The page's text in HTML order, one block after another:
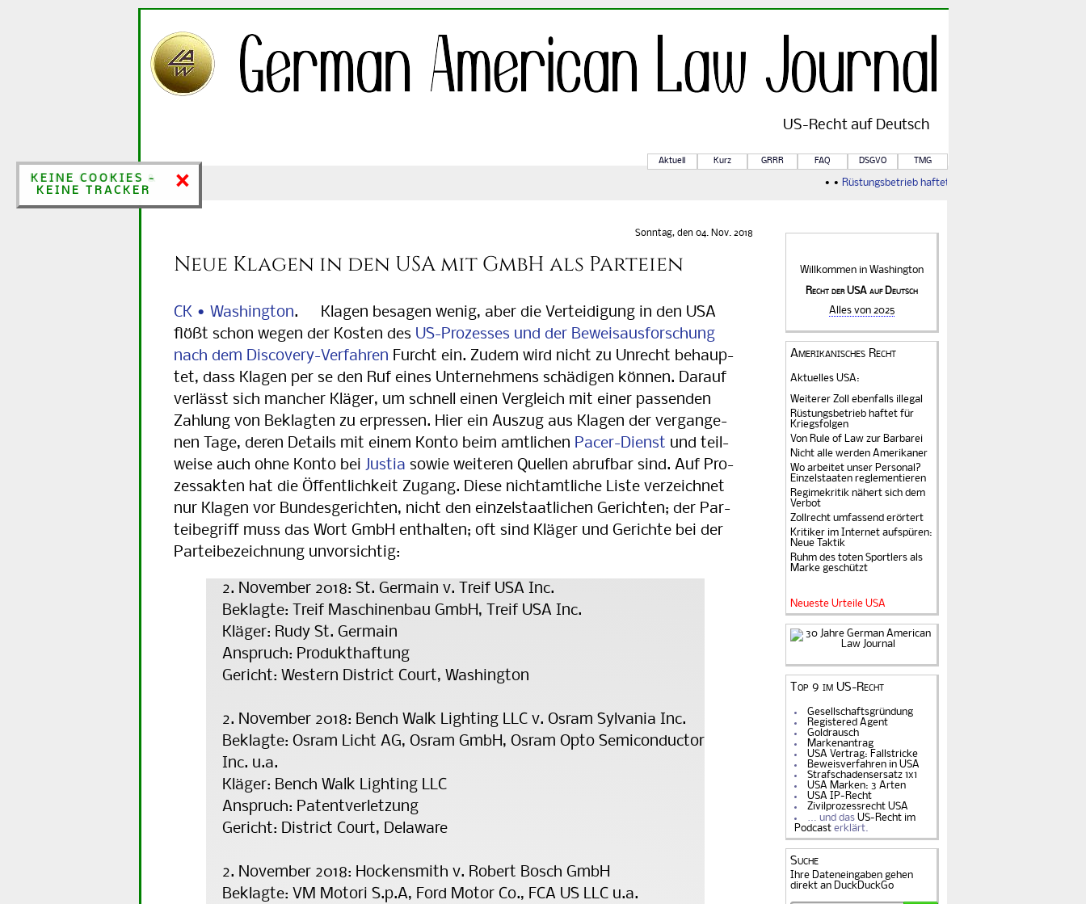
×
KEINE COOKIES &
KEINE TRACKER
US-Rechtauf Deutsch
Aktuell Kurz GRRR FAQ DSGVO TMG
Rüstungsbetrieb haftet für Kriegsfolgen
Sonntag, den 04. Nov. 2018
Neue Klagen in den USA mit GmbH als Parteien
CK • Washington. Klagen besagen wenig, aber die Verteidigung in den USA
flößt schon wegen der Kosten des US-Prozesses und der Beweisausforschung
nach dem Discovery-Verfahren Furcht ein. Zudem wird nicht zu Unrecht be­haup­
tet, dass Klagen per se den Ruf eines Unternehmens schädigen können. Da­rauf
verlässt sich mancher Kläger, um schnell einen Vergleich mit einer pas­sen­den
Zah­lung von Beklagten zu erpressen. Hier ein Auszug aus Klagen der vergan­ge­
nen Tage, deren Details mit einem Konto beim amtlichen Pacer-Dienst und teil­
wei­se auch ohne Konto bei Justia sowie weiteren Quellen ab­ruf­bar sind. Auf Pro­
zess­akten hat die Öffentlichkeit Zugang. Diese nicht­amt­li­che Liste ver­zeich­net
nur Kla­gen vor Bundesgerichten, nicht den ein­zel­staat­lichen Ge­rich­ten; der Par­
tei­be­griff muss das Wort GmbH enthalten; oft sind Klä­ger und Gerichte bei der
Par­tei­be­zeich­nung unvorsichtig:
2. November 2018: St. Germain v. Treif USA Inc.
Beklagte: Treif Maschinenbau GmbH, Treif USA Inc.
Kläger: Rudy St. Germain
Anspruch: Produkthaftung
Gericht: Western District Court, Washington
2. November 2018: Bench Walk Lighting LLC v. Osram Sylvania Inc.
Beklagte: Osram Licht AG, Osram GmbH, Osram Opto Se­mi­con­ductor
Inc. u.a.
Kläger: Bench Walk Lighting LLC
Anspruch: Patentverletzung
Gericht: District Court, Delaware
2. November 2018: Hockensmith v. Robert Bosch GmbH
Beklagte: VM Mo­to­ri S.p.A, Ford Motor Co., FCA US LLC u.a.
Willkommen in Washington
Recht der USA auf Deutsch
Alles von 2025
Amerikanisches Recht
Aktuelles USA:
Weiterer Zoll ebenfalls illegal
Rüstungsbetrieb haftet für
Kriegsfolgen
Von Rule of Law zur Barbarei
Nicht alle werden Amerikaner
Wo arbeitet unser Personal?
Einzelstaaten reglementieren
Regimekritik nähert sich dem
Verbot
Zollrecht umfassend erörtert
Kritiker im Internet aufspüren:
Neue Taktik
Ruhm des toten Sportlers als
Marke geschützt
Neueste Urteile USA
Top 9 im US-Recht
Gesellschaftsgründung
Registered Agent
Goldrausch
Markenantrag
USA Vertrag: Fallstricke
Beweisverfahren in USA
Strafschadensersatz 1x1
USA Marken: 3 Arten
USA IP-Recht
Zivilprozessrecht USA
… und dasUS-Recht im
Podcast erklärt.
Suche
Ihre Dateneingaben gehen
direkt an DuckDuckGo
×
KEINE COOKIES -
KEINE TRACKER